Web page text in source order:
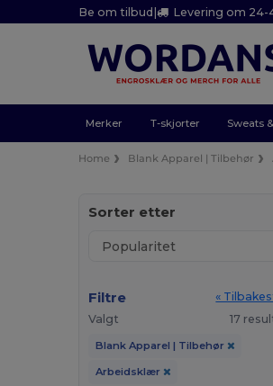
Be om tilbud| Levering om
Merker T-skjorter Sweats
Home Blank Apparel | Tilbehør
Sorter etter
Filtre
«
Valgt
17
Blank Apparel | Tilbehør
Arbeidsklær